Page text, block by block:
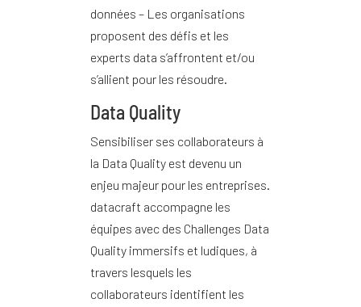
données – Les organisations
proposent des défis et les
experts data s’affrontent et/ou
s’allient pour les résoudre.
Data Quality
Sensibiliser ses collaborateurs à
la Data Quality est devenu un
enjeu majeur pour les entreprises.
datacraft accompagne les
équipes avec des Challenges Data
Quality immersifs et ludiques, à
travers lesquels les
collaborateurs identifient les